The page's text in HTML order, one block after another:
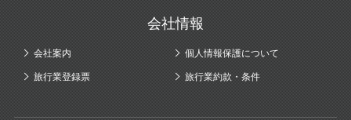
会社情報
会社案内
個人情報保護について
旅行業登録票
旅行業約款・条件